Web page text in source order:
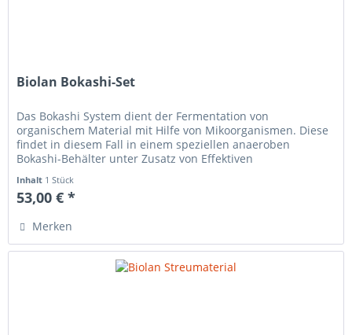
Biolan Bokashi-Set
Das Bokashi System dient der Fermentation von
organischem Material mit Hilfe von Mikoorganismen. Diese
findet in diesem Fall in einem speziellen anaeroben
Bokashi-Behälter unter Zusatz von Effektiven
Inhalt 1 Stück
53,00 € *
Merken